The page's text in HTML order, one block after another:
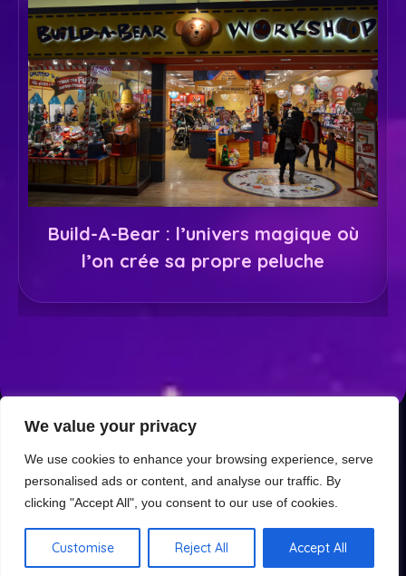
We value your privacy
We use cookies to enhance your browsing experience, serve
personalised ads or content, and analyse our traffic. By
clicking "Accept All", you consent to our use of cookies.
Customise Reject All Accept All
Build-A-Bear : l’univers magique où
l’on crée sa propre peluche
Mentions légales
Politique de confidentialité
Contact
À propos
© 2026 Plushie Dream • Construit avec GeneratePress